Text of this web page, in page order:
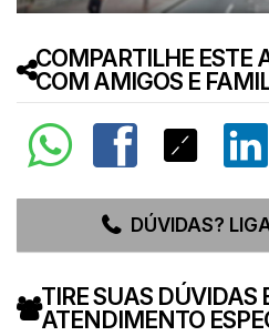
COMPARTILHE ESTE
COM AMIGOS E
DÚVIDAS?
TIRE SUAS DÚVIDAS
ATENDIMENTO